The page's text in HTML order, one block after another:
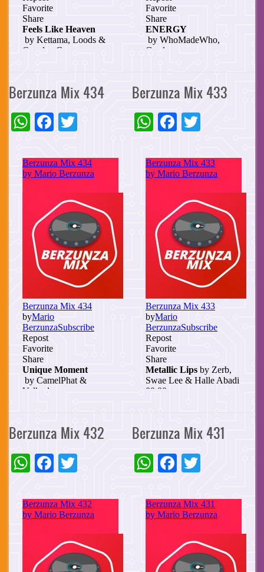
Berzunza Mix 434
WhatsApp
Facebook
Berzunza Mix 433
WhatsApp
Facebook
Berzunza Mix 432
WhatsApp
Facebook
Berzunza Mix 431
WhatsApp
Facebook